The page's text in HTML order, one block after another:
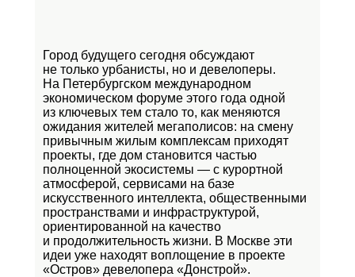
Город будущего сегодня обсуждают
не только урбанисты, но и девелоперы.
На Петербургском международном
экономическом форуме этого года одной
из ключевых тем стало то, как меняются
ожидания жителей мегаполисов: на смену
привычным жилым комплексам приходят
проекты, где дом становится частью
полноценной экосистемы — с курортной
атмосферой, сервисами на базе
искусственного интеллекта, общественными
пространствами и инфраструктурой,
ориентированной на качество
и продолжительность жизни. В Москве эти
идеи уже находят воплощение в проекте
«Остров» девелопера «Донстрой».